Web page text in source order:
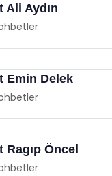
Ali Aydın
Emin Delek
Ragıp Öncel